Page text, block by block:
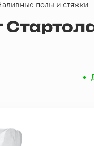
полы и стяжки